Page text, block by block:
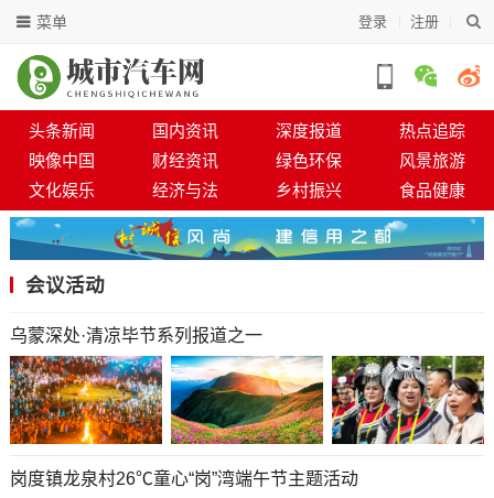
登录 注册
菜单
头条新闻 国内资讯 深度报道
热点追踪
映像中国
财经资讯 绿色环保
风景旅游
文化娱乐
经济与法 乡村振兴 食品健康
会议活动
乌蒙深处·清凉毕节系列报道之一
岗度镇龙泉村26℃童心“岗”湾端午节主题活动